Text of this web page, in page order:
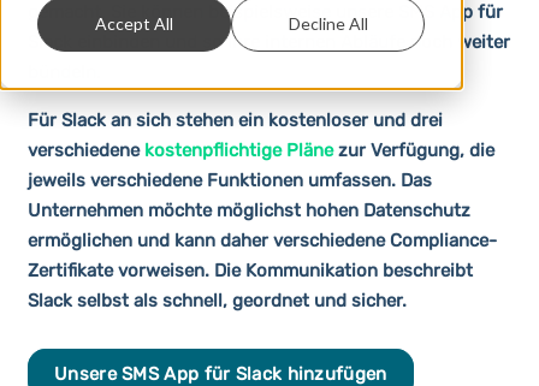
Accept All Decline All
gemacht. Sie können beispielsweise unsere SMS App für
Slack einbinden und so Ihre internen Abläufe noch weiter
Für Slack an sich stehen ein kostenloser und drei
verschiedene kostenpflichtige Plänezur Verfügung, die
jeweils verschiedene Funktionen umfassen. Das
Unternehmen möchte möglichst hohen Datenschutz
ermöglichen und kann daher verschiedene Compliance-
Zertifikate vorweisen. Die Kommunikation beschreibt
Slack selbst als schnell, geordnet und sicher.
Unsere SMS App für Slack hinzufügen